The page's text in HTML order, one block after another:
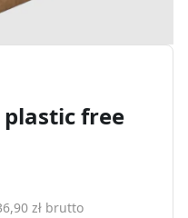
free
zł brutto